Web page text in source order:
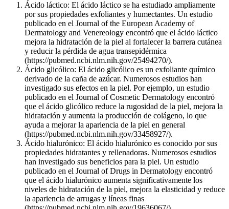
Ácido láctico: El ácido láctico se ha estudiado ampliamente
por sus propiedades exfoliantes y humectantes. Un estudio
publicado en el Journal of the European Academy of
Dermatology and Venereology encontró que el ácido láctico
mejora la hidratación de la piel al fortalecer la barrera cutánea
y reducir la pérdida de agua transepidérmica
(https://pubmed.ncbi.nlm.nih.gov/25494270/).
Ácido glicólico: El ácido glicólico es un exfoliante químico
derivado de la caña de azúcar. Numerosos estudios han
investigado sus efectos en la piel. Por ejemplo, un estudio
publicado en el Journal of Cosmetic Dermatology encontró
que el ácido glicólico reduce la rugosidad de la piel, mejora la
hidratación y aumenta la producción de colágeno, lo que
ayuda a mejorar la apariencia de la piel en general
(https://pubmed.ncbi.nlm.nih.gov/33458927/).
Ácido hialurónico: El ácido hialurónico es conocido por sus
propiedades hidratantes y rellenadoras. Numerosos estudios
han investigado sus beneficios para la piel. Un estudio
publicado en el Journal of Drugs in Dermatology encontró
que el ácido hialurónico aumenta significativamente los
niveles de hidratación de la piel, mejora la elasticidad y reduce
la apariencia de arrugas y líneas finas